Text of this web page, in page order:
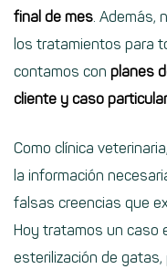
final de mes. Además,
los tratamientos para
contamos con planes
cliente y caso particular
Como clínica
la información
falsas creencias que
Hoy tratamos un caso
esterilización de gatas,